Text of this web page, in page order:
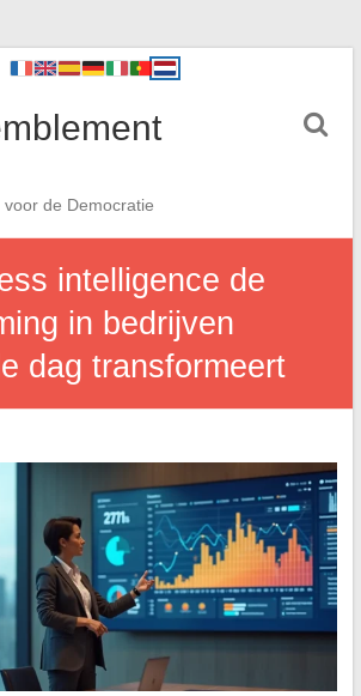
de Democratie
intelligence de
in bedrijven
dag transformeert